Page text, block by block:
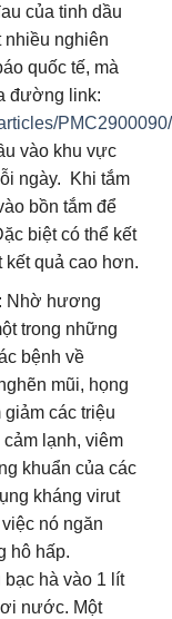
của tinh dầu
nghiên
quốc tế, mà
đường link:
vào khu vực
ngày. Khi tắm
bồn tắm để
biệt có thể kết
quả cao hơn.
Nhờ hương
trong những
bệnh về
mũi, họng
giảm các triệu
lạnh, viêm
khuẩn của các
kháng virut
nó ngăn
hô hấp.
bạc hà vào 1 lít
nước. Một